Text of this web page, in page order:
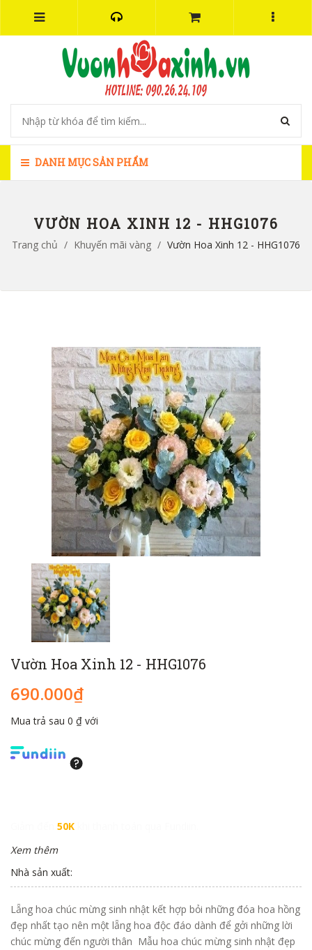
DANH MỤC SẢN PHẨM
VƯỜN HOA XINH 12 - HHG1076
Trang chủ / Khuyến mãi vàng / Vườn Hoa Xinh 12 - HHG1076
Vườn Hoa Xinh 12 - HHG1076
690.000₫
Mua trả sau 0 ₫ với
50K
Xem thêm
Nhà sản xuất:
Lẵng hoa chúc mừng sinh nhật kết hợp bỏi những đóa hoa hồng
đẹp nhất tạo nên một lẵng hoa độc đáo dành để gởi những lời
chúc mừng đến người thân Mẫu hoa chúc mừng sinh nhật đẹp